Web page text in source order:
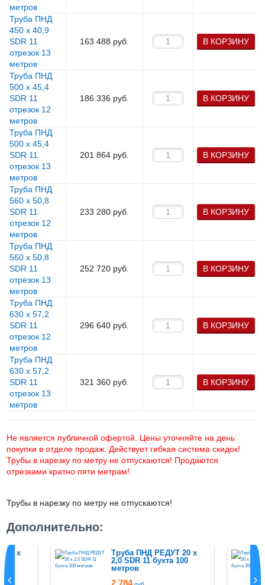
метров
Труба ПНД
450 х 40,9
SDR 11
отрезок 13
метров
163 488 руб. В КОРЗИНУ
Труба ПНД
500 х 45,4
SDR 11
отрезок 12
метров
186 336 руб. В КОРЗИНУ
Труба ПНД
500 х 45,4
SDR 11
отрезок 13
метров
201 864 руб. В КОРЗИНУ
Труба ПНД
560 х 50,8
SDR 11
отрезок 12
метров
233 280 руб. В КОРЗИНУ
Труба ПНД
560 х 50,8
SDR 11
отрезок 13
метров
252 720 руб. В КОРЗИНУ
Труба ПНД
630 х 57,2
SDR 11
отрезок 12
метров
296 640 руб. В КОРЗИНУ
Труба ПНД
630 х 57,2
SDR 11
отрезок 13
метров
321 360 руб. В КОРЗИНУ
Не является публичной офертой. Цены уточняйте на день
покупки в отделе продаж. Действует гибкая система скидок!
Трубы в нарезку по метру не отпускаются! Продаются
отрезками кратно пяти метрам!
Трубы в нарезку по метру не отпускаются!
Дополнительно:
20 х
Труба ПНД РЕДУТ 20 х
2,0 SDR 11 бухта 100
метров
2 784